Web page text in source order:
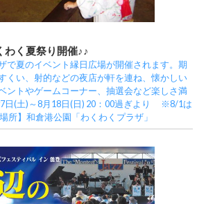
わく夏祭り開催♪♪
で夏のイベント縁日広場が開催されます。期
くい、射的などの夜店が軒を連ね、懐かしい
ントやゲームコーナー、抽選会など楽しさ満
日(土)～8月18日(日) 20：00過ぎより ※8/1は
所】和倉港公園「わくわくプラザ」